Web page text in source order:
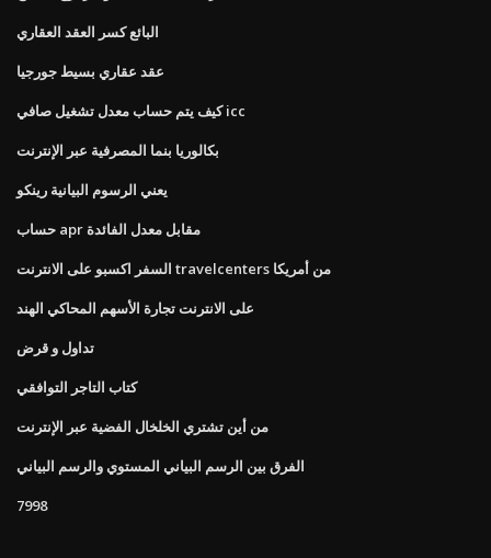
البائع كسر العقد العقاري
عقد عقاري بسيط جورجيا
كيف يتم حساب معدل تشغيل صافي icc
بكالوريا بنما المصرفية عبر الإنترنت
يعني الرسوم البيانية رينكو
حساب apr مقابل معدل الفائدة
السفر اكسبو على الانترنت travelcenters من أمريكا
على الانترنت تجارة الأسهم المحاكي الهند
تداول و قرض
كتاب التاجر التوافقي
من أين تشتري الخلخال الفضية عبر الإنترنت
الفرق بين الرسم البياني المستوي والرسم البياني
7998